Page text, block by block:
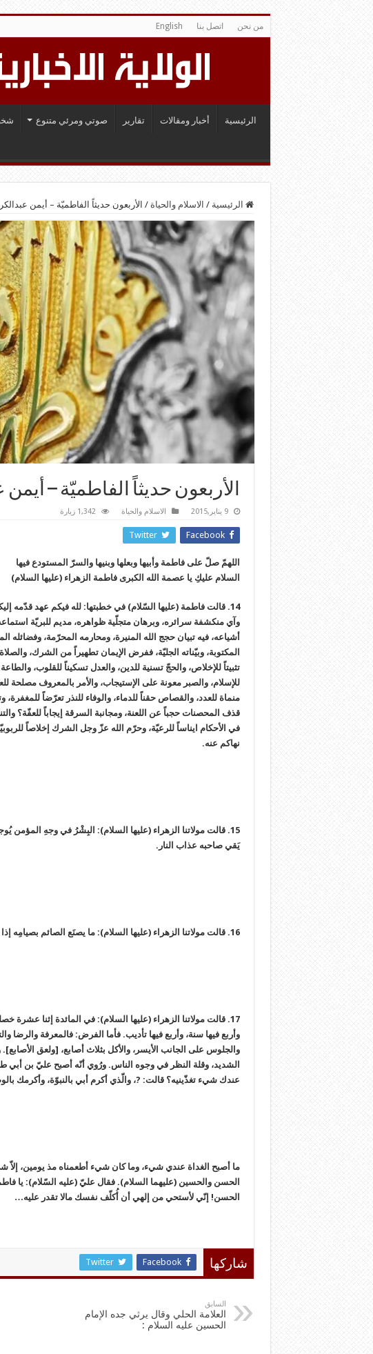
من نحن اتصل بنا English
الرئيسية أخبار ومقالات تقارير صوتي ومرئي متنوع
الرئيسية / الاسلام والحياة / الأربعون حديثاً الفاطميّة – أيمن
الأربعون حديثاً الفاطميّة – أيمن
9 يناير,2015 الاسلام والحياة 1,342 زيارة
Facebook
Twitter
اللهمّ صلّ على فاطمة وأبيها وبعلها وبنيها والسرّ المستودع فيها
السلام عليكِ يا عصمة الله الكبرى فاطمة الزهراء (عليها السلام)
14. قالت فاطمة (عليها السّلام) في خطبتها: لله فيكم عهد قدّمه
وآي منكشفة سرائره، وبرهان متجلّية ظواهره، مديم للبريّة
أشياعه، فيه تبيان حجج الله المنيرة، ومحارمه المحرّمة، وفضائله
المكتوبة، وبيّناته الجليّة، ففرض الإيمان تطهيراً من الشرك،
تثبيتاً للإخلاص، والحجّ تسنية للدين، والعدل تسكيناً للقلوب،
للإسلام، والصبر معونة على الإستيجاب، والأمر بالمعروف مصلحة
منماة للعدد، والقصاص حقناً للدماء، والوفاء للنذر تعرّضاً للمغفرة،
قذف المحصنات حجباً عن اللعنة، ومجانبة السرقة إيجاباً للعفّة؟
في الأحكام ايناساً للرعيّة، وحرّم الله عزّ وجل الشرك إخلاصاً
نهاكم عنه.
15. قالت مولاتنا الزهراء (عليها السلام): البِشْرُ في وجهِ المؤمن
يَقي صاحبه عذاب النار.
16. قالت مولاتنا الزهراء (عليها السلام): ما يصنَع الصائم بصيامِه إذا لم يصُن لسانه وسمعه وبصره وجوارحه.
17. قالت مولاتنا الزهراء (عليها السلام): في المائدة إثنا
وأربع فيها سنة، وأربع فيها تأديب. فأما الفرض: فالمعرفة والرضا
والجلوس على الجانب الأيسر، والأكل بثلاث أصابع، [ولعق الأصابع].
الشديد، وقلة النظر في وجوه الناس. ورُوي أنّه أصبح عليّ بن أبي
عندك شيء تغذّينيه؟ قالت: ?، والّذي أكرم أبي بالنبوّة، وأكرمك
ما أصبح الغداة عندي شيء، وما كان شيء أطعمناه مذ يومين،
الحسن والحسين (عليهما السلام). فقال عليّ (عليه السّلام): يا
الحسن! إنّي لأستحي من إلهي أن أُكلّف نفسك مالا تقدر عليه…
شاركها Facebook
Twitter
السابق
العلامة الحلي وقال يرثي جده الإمام
الحسين عليه السلام :